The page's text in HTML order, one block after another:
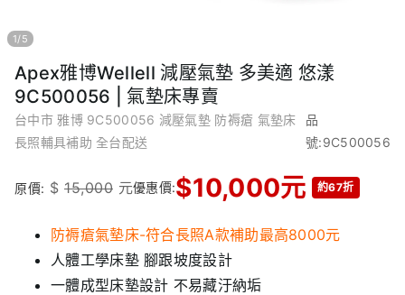
1/5
Apex雅博Wellell 減壓氣墊 多美適 悠漾
9C500056 | 氣墊床專賣
台中市 雅博 9C500056 減壓氣墊 防褥瘡 氣墊床
長照輔具補助 全台配送
品
號:9C500056
原價: $ 15,000 元優惠價:$10,000元 約67折
防褥瘡氣墊床-符合長照A款補助最高8000元
人體工學床墊 腳跟坡度設計
一體成型床墊設計 不易藏汙納垢